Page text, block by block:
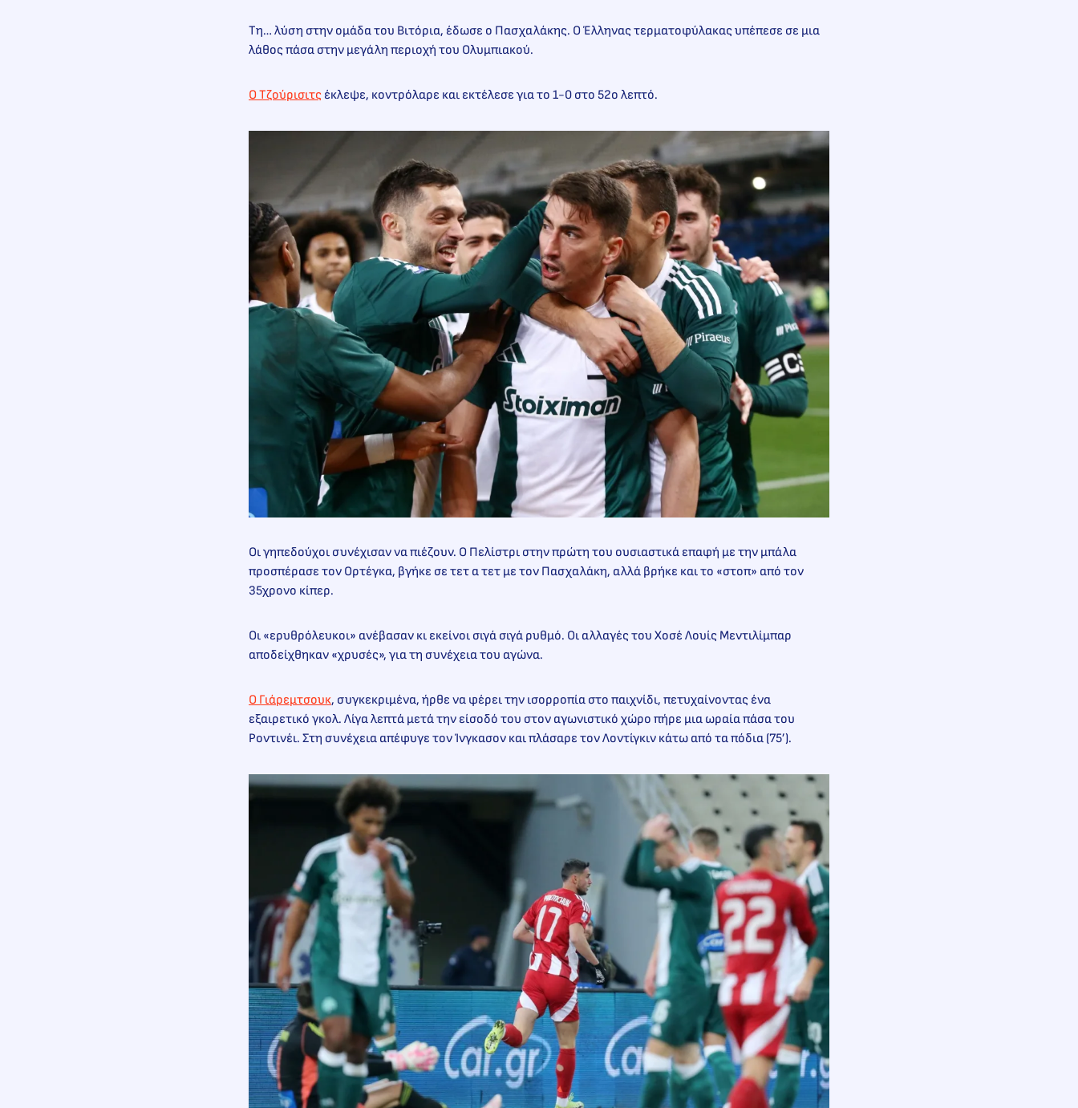
Τη… λύση στην ομάδα του Βιτόρια, έδωσε ο Πασχαλάκης. Ο Έλληνας τερματοφύλακας υπέπεσε σε μια
λάθος πάσα στην μεγάλη περιοχή του Ολυμπιακού.
Ο Τζούρισιτς έκλεψε, κοντρόλαρε και εκτέλεσε για το 1-0 στο 52ο λεπτό.
Οι γηπεδούχοι συνέχισαν να πιέζουν. Ο Πελίστρι στην πρώτη του ουσιαστικά επαφή με την μπάλα
προσπέρασε τον Ορτέγκα, βγήκε σε τετ α τετ με τον Πασχαλάκη, αλλά βρήκε και το «στοπ» από τον
35χρονο κίπερ.
Οι «ερυθρόλευκοι» ανέβασαν κι εκείνοι σιγά σιγά ρυθμό. Οι αλλαγές του Χοσέ Λουίς Μεντιλίμπαρ
αποδείχθηκαν «χρυσές», για τη συνέχεια του αγώνα.
Ο Γιάρεμτσουκ, συγκεκριμένα, ήρθε να φέρει την ισορροπία στο παιχνίδι, πετυχαίνοντας ένα
εξαιρετικό γκολ. Λίγα λεπτά μετά την είσοδό του στον αγωνιστικό χώρο πήρε μια ωραία πάσα του
Ροντινέι. Στη συνέχεια απέφυγε τον Ίνγκασον και πλάσαρε τον Λοντίγκιν κάτω από τα πόδια (75’).